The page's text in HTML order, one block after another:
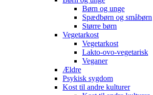
Børn og unge
Spædbørn og småbørn
Større børn
Vegetarkost
Vegetarkost
Lakto-ovo-vegetarisk
Veganer
Ældre
Psykisk sygdom
Kost til andre kulturer